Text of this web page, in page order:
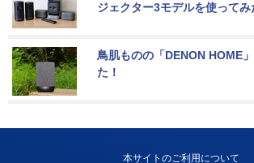
ジェクター3モデルを使ってみ
鳥肌ものの「DENON HOME
た！
本サイトのご利用について